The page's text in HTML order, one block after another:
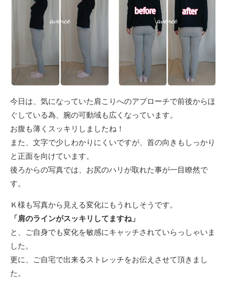
今日は、気になっていた肩こりへのアプローチで前後からほ
ぐしている為、腕の可動域も広くなっています。
お腹も薄くスッキリしましたね！
また、文字で少しわかりにくいですが、首の向きもしっかり
と正面を向けています。
後ろからの写真では、お尻のハリが取れた事が一目瞭然で
す。
Ｋ様も写真から見える変化にもうれしそうです。
「肩のラインがスッキリしてますね」
と、ご自身でも変化を敏感にキャッチされていらっしゃいま
した。
更に、ご自宅で出来るストレッチをお伝えさせて頂きまし
た。